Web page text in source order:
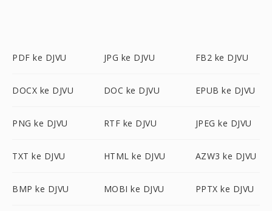
PDF ke DJVU JPG ke DJVU FB2 ke DJVU
DOCX ke DJVU DOC ke DJVU EPUB ke DJVU
PNG ke DJVU RTF ke DJVU JPEG ke DJVU
TXT ke DJVU HTML ke DJVU AZW3 ke DJVU
BMP ke DJVU MOBI ke DJVU PPTX ke DJVU